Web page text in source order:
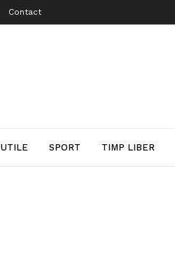
Contact
UTILE SPORT TIMP LIBER